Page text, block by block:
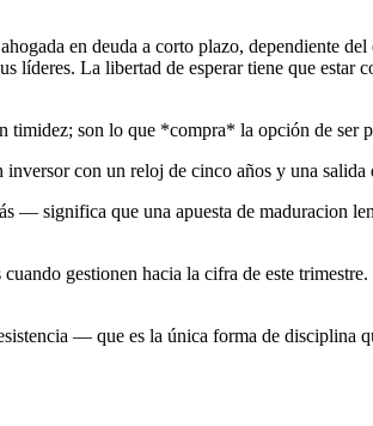
en deuda a corto plazo, dependiente
líderes. La libertad de esperar tiene que estar
son lo que *compra* la opción de ser
con un reloj de cinco años y una salida
significa que una apuesta de maduracion
gestionen hacia la cifra de este
— que es la única forma de disciplina